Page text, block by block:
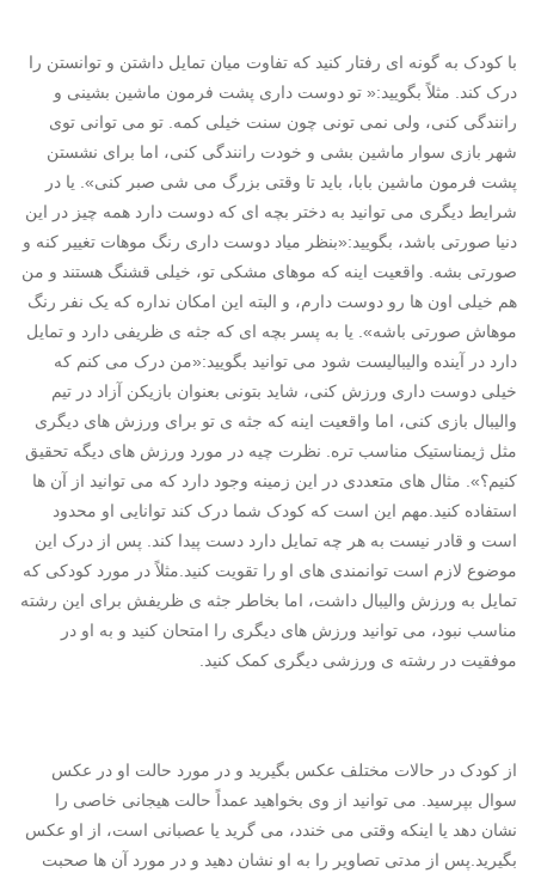
با کودک به گونه ای رفتار کنید که تفاوت میان تمایل داشتن و توانستن را
درک کند. مثلاً بگویید:« تو دوست داری پشت فرمون ماشین بشینی و
رانندگی کنی، ولی نمی تونی چون سنت خیلی کمه. تو می توانی توی
شهر بازی سوار ماشین بشی و خودت رانندگی کنی، اما برای نشستن
پشت فرمون ماشین بابا، باید تا وقتی بزرگ می شی صبر کنی». یا در
شرایط دیگری می توانید به دختر بچه ای که دوست دارد همه چیز در این
دنیا صورتی باشد، بگویید:«بنظر میاد دوست داری رنگ موهات تغییر کنه و
صورتی بشه. واقعیت اینه که موهای مشکی تو، خیلی قشنگ هستند و من
هم خیلی اون ها رو دوست دارم، و البته این امکان نداره که یک نفر رنگ
موهاش صورتی باشه». یا به پسر بچه ای که جثه ی ظریفی دارد و تمایل
دارد در آینده والیبالیست شود می توانید بگویید:«من درک می کنم که
خیلی دوست داری ورزش کنی، شاید بتونی بعنوان بازیکن آزاد در تیم
والیبال بازی کنی، اما واقعیت اینه که جثه ی تو برای ورزش های دیگری
مثل ژیمناستیک مناسب تره. نظرت چیه در مورد ورزش های دیگه تحقیق
کنیم؟». مثال های متعددی در این زمینه وجود دارد که می توانید از آن ها
استفاده کنید.مهم این است که کودک شما درک کند توانایی او محدود
است و قادر نیست به هر چه تمایل دارد دست پیدا کند. پس از درک این
موضوع لازم است توانمندی های او را تقویت کنید.مثلاً در مورد کودکی که
تمایل به ورزش والیبال داشت، اما بخاطر جثه ی ظریفش برای این رشته
مناسب نبود، می توانید ورزش های دیگری را امتحان کنید و به او در
موفقیت در رشته ی ورزشی دیگری کمک کنید.
از کودک در حالات مختلف عکس بگیرید و در مورد حالت او در عکس
سوال بپرسید. می توانید از وی بخواهید عمداً حالت هیجانی خاصی را
نشان دهد یا اینکه وقتی می خندد، می گرید یا عصبانی است، از او عکس
بگیرید.پس از مدتی تصاویر را به او نشان دهید و در مورد آن ها صحبت